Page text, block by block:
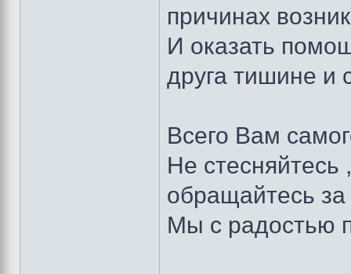
причинах
И оказать
друга тишине и
Всего Вам
Не стесняйтесь
обращайтесь
Мы с радостью